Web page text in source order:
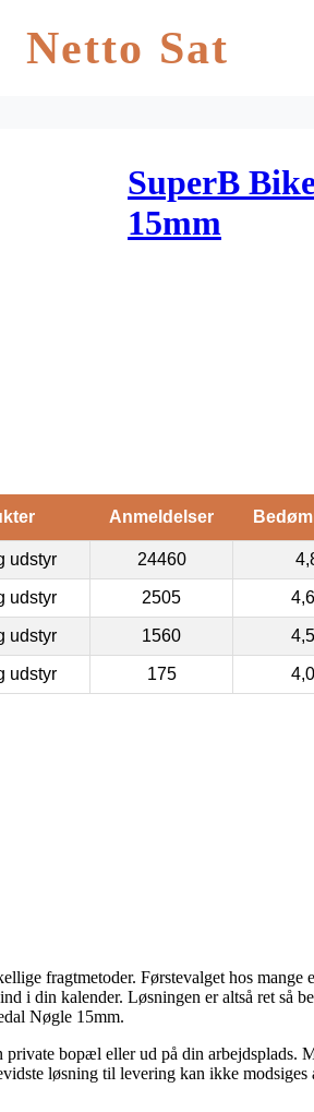
Netto Sat
SuperB
15mm
Anmeldelser
udstyr 24460
udstyr 2505
udstyr 1560
udstyr 175
fragtmetoder. Førstevalget hos
i din kalender. Løsningen er altså ret så
Nøgle 15mm.
bopæl eller ud på din arbejdsplads.
løsning til levering kan ikke